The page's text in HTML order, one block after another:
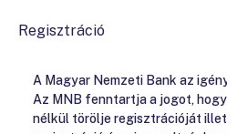
Regisztráció
A Magyar Nemzeti Bank az
Az MNB fenntartja a jogot,
nélkül törölje regisztrációját